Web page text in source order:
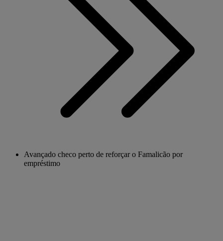
Avançado checo perto de reforçar o Famalicão por
empréstimo